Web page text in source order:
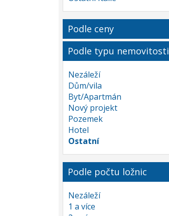
Podle ceny
Podle typu nemovitosti
Nezáleží
Dům/vila
Byt/Apartmán
Nový projekt
Pozemek
Hotel
Ostatní
Podle počtu ložnic
Nezáleží
1 a více